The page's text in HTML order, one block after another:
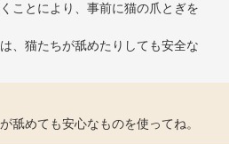
ことにより、事前に猫の爪とぎを
、猫たちが舐めたりしても安全な
舐めても安心なものを使ってね。